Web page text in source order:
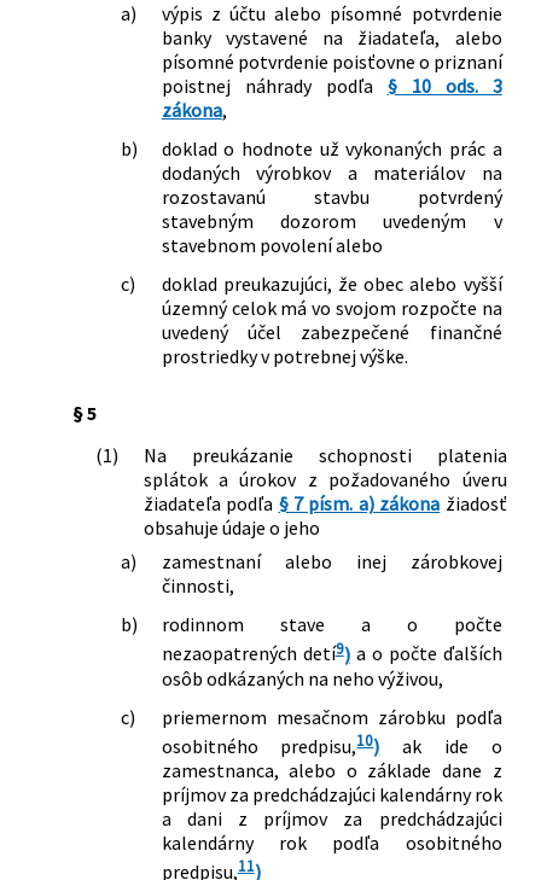
a)
výpis z účtu alebo písomné potvrdenie
banky vystavené na žiadateľa, alebo
písomné potvrdenie poisťovne o priznaní
poistnej náhrady podľa § 10 ods. 3
zákona,
b)
doklad o hodnote už vykonaných prác a
dodaných výrobkov a materiálov na
rozostavanú stavbu potvrdený
stavebným dozorom uvedeným v
stavebnom povolení alebo
c)
doklad preukazujúci, že obec alebo vyšší
územný celok má vo svojom rozpočte na
uvedený účel zabezpečené finančné
prostriedky v potrebnej výške.
§ 5
(1)
Na preukázanie schopnosti platenia
splátok a úrokov z požadovaného úveru
žiadateľa podľa § 7 písm. a) zákona žiadosť
obsahuje údaje o jeho
a)
zamestnaní alebo inej zárobkovej
činnosti,
b)
rodinnom stave a o počte
nezaopatrených detí9)a o počte ďalších
osôb odkázaných na neho výživou,
c)
priemernom mesačnom zárobku podľa
osobitného predpisu,10) ak ide o
zamestnanca, alebo o základe dane z
príjmov za predchádzajúci kalendárny rok
a dani z príjmov za predchádzajúci
kalendárny rok podľa osobitného
predpisu,11)